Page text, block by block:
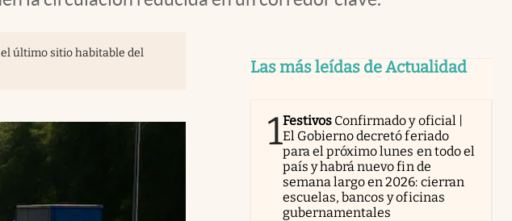
último sitio habitable del
Las más leídas de Actualidad
1Festivos Confirmado y oficial |
El Gobierno decretó feriado
para el próximo lunes en todo el
país y habrá nuevo fin de
semana largo en 2026: cierran
escuelas, bancos y oficinas
gubernamentales